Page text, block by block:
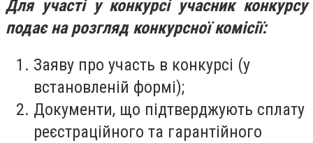
Для участі у конкурсі учасник конкурсу
подає на розгляд конкурсної комісії:
Заяву про участь в конкурсі (у
встановленій формі);
Документи, що підтверджують сплату
реєстраційного та гарантійного